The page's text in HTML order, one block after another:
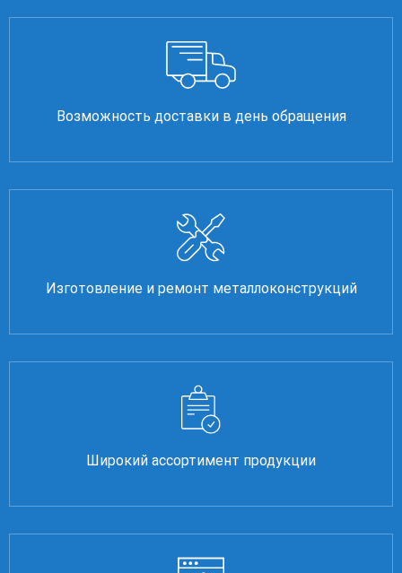
Возможность доставки в день обращения
Изготовление и ремонт металлоконструкций
Широкий ассортимент продукции